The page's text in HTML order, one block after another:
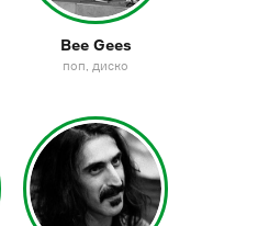
Bee Gees
поп диско